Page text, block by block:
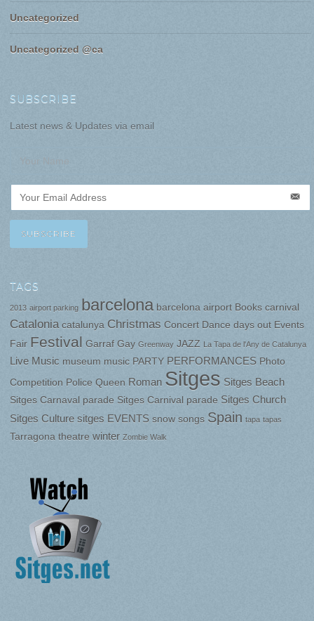
Uncategorized
Uncategorized @ca
SUBSCRIBE
Latest news & Updates via email
TAGS
2013 airport parking barcelona barcelona airport Books carnival
Catalonia catalunya Christmas Concert Dance days out Events
Fair Festival Garraf Gay Greenway JAZZ La Tapa de l'Any de Catalunya
Live Music museum music PARTY PERFORMANCES Photo
Competition Police Queen Roman Sitges Sitges Beach
Sitges Carnaval parade Sitges Carnival parade Sitges Church
Sitges Culture sitges EVENTS snow songs Spain tapa tapas
Tarragona theatre winter Zombie Walk